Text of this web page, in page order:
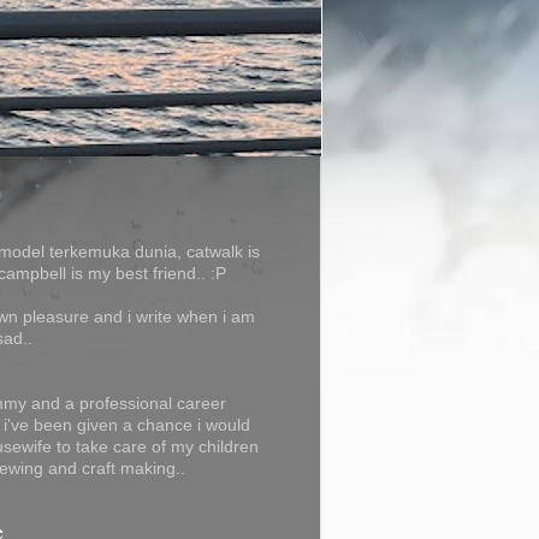
terkemuka dunia, catwalk is
is my best friend.. :P
pleasure and i write when i am
and a professional career
been given a chance i would
to take care of my children
and craft making..